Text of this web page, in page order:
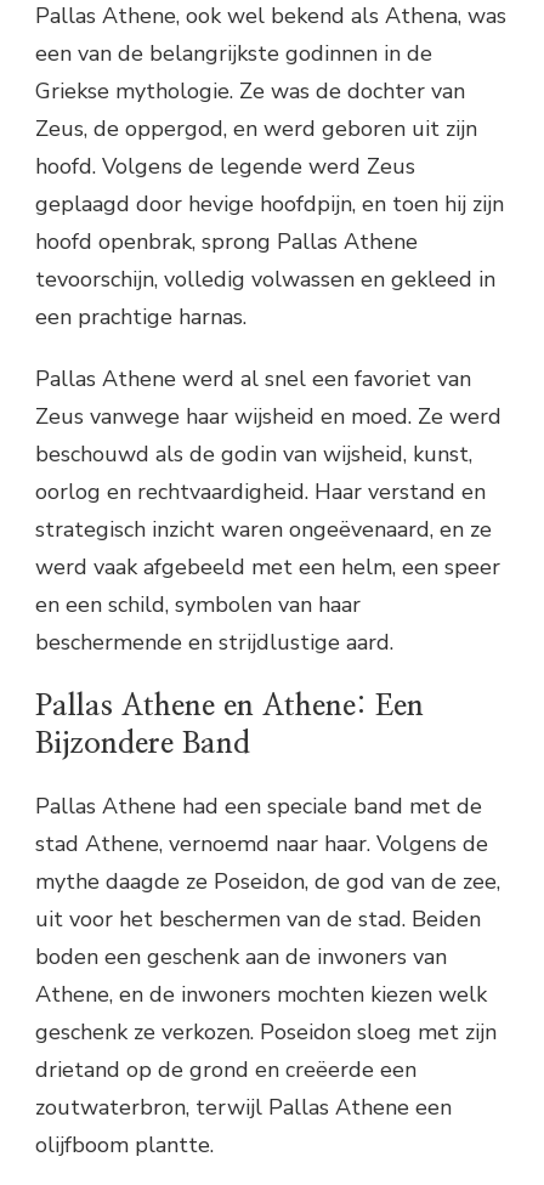
Pallas Athene, ook wel bekend als Athena, was
een van de belangrijkste godinnen in de
Griekse mythologie. Ze was de dochter van
Zeus, de oppergod, en werd geboren uit zijn
hoofd. Volgens de legende werd Zeus
geplaagd door hevige hoofdpijn, en toen hij zijn
hoofd openbrak, sprong Pallas Athene
tevoorschijn, volledig volwassen en gekleed in
een prachtige harnas.
Pallas Athene werd al snel een favoriet van
Zeus vanwege haar wijsheid en moed. Ze werd
beschouwd als de godin van wijsheid, kunst,
oorlog en rechtvaardigheid. Haar verstand en
strategisch inzicht waren ongeëvenaard, en ze
werd vaak afgebeeld met een helm, een speer
en een schild, symbolen van haar
beschermende en strijdlustige aard.
Pallas Athene en Athene: Een
Bijzondere Band
Pallas Athene had een speciale band met de
stad Athene, vernoemd naar haar. Volgens de
mythe daagde ze Poseidon, de god van de zee,
uit voor het beschermen van de stad. Beiden
boden een geschenk aan de inwoners van
Athene, en de inwoners mochten kiezen welk
geschenk ze verkozen. Poseidon sloeg met zijn
drietand op de grond en creëerde een
zoutwaterbron, terwijl Pallas Athene een
olijfboom plantte.